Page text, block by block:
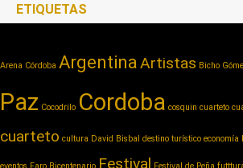
ETIQUETAS
Arena Córdoba ArgentinaArtistas Bicho
Paz Cocodrilo Cordoba cosquin cuarteto
cuarteto cultura David Bisbal destino turístico economía
eventos Faro Bicentenario Festival Festival de Peña